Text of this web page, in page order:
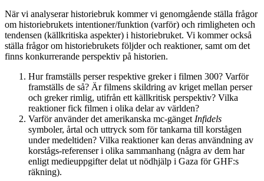
När vi analyserar historiebruk kommer vi genomgående ställa frågor
om historiebrukets intentioner/funktion (varför) och rimligheten och
tendensen (källkritiska aspekter) i historiebruket. Vi kommer också
ställa frågor om historiebrukets följder och reaktioner, samt om det
finns konkurrerande perspektiv på historien.
Hur framställs perser respektive greker i filmen 300? Varför
framställs de så? Är filmens skildring av kriget mellan perser
och greker rimlig, utifrån ett källkritisk perspektiv? Vilka
reaktioner fick filmen i olika delar av världen?
Varför använder det amerikanska mc-gänget Infidels
symboler, årtal och uttryck som för tankarna till korstågen
under medeltiden? Vilka reaktioner kan deras användning av
korstågs-referenser i olika sammanhang (några av dem har
enligt medieuppgifter delat ut nödhjälp i Gaza för GHF:s
räkning).